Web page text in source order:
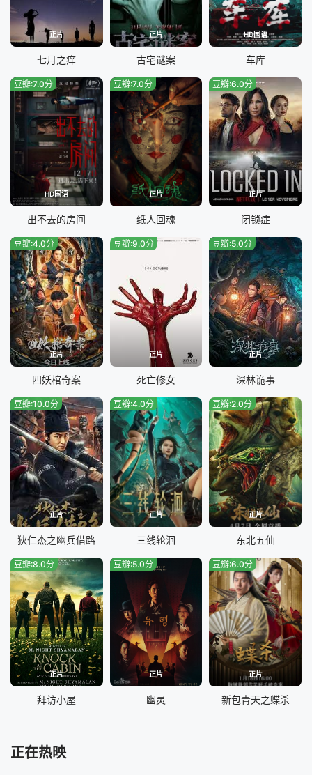
正片
七月之痒
正片
古宅谜案
HD国语
车库
HD国语
豆瓣:7.0分
出不去的房间
正片
豆瓣:7.0分
纸人回魂
正片
豆瓣:6.0分
闭锁症
正片
豆瓣:4.0分
四妖棺奇案
正片
豆瓣:9.0分
死亡修女
正片
豆瓣:5.0分
深林诡事
正片
豆瓣:10.0分
狄仁杰之幽兵借路
正片
豆瓣:4.0分
三线轮洄
正片
豆瓣:2.0分
东北五仙
正片
豆瓣:8.0分
拜访小屋
正片
豆瓣:5.0分
幽灵
正片
豆瓣:6.0分
新包青天之蝶杀
正在热映